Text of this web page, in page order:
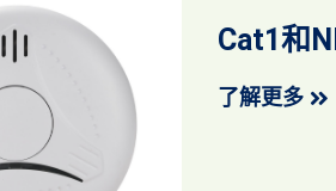
Cat1和
了解更多